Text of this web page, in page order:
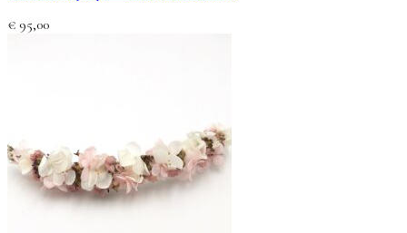
€ 95,00